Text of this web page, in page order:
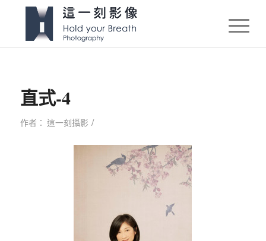
直式-4
作者： 這一刻攝影 /